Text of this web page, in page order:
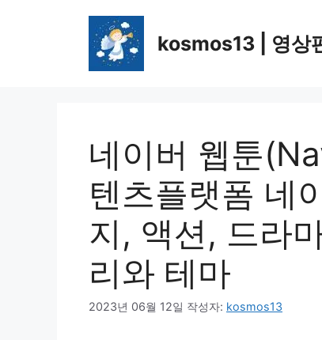
kosmos13 | 영상
네이버 웹툰
텐츠플랫폼 네
지, 액션, 드라
리와 테마
2023년 06월 12일 작성자: kosmos13